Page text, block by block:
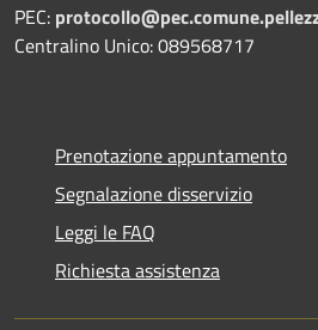
PEC:
Centralino Unico: 089568717
Prenotazione appuntamento
Segnalazione disservizio
Leggi le FAQ
Richiesta assistenza